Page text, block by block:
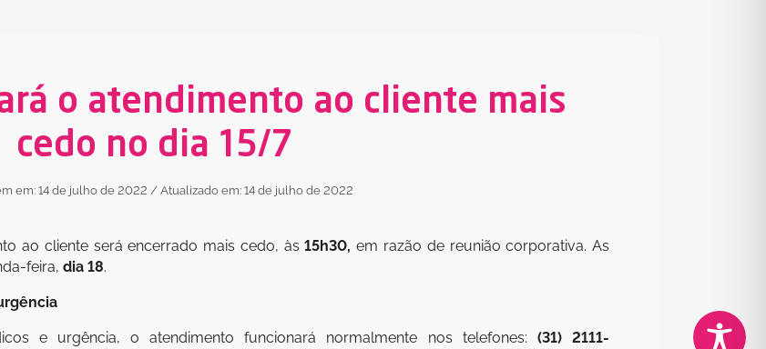
o atendimento ao cliente mais
cedo no dia 15/7
em: 14 de julho de 2022 / Atualizado em: 14 de julho de 2022
ao cliente será encerrado mais cedo, às 15h30,em razão de reunião corporativa. As
feira, dia 18.
e urgência, o atendimento funcionará normalmente nos telefones: (31) 2111-